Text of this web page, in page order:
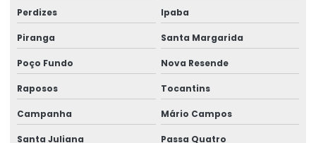
Perícias clínicas
Perícias médicas e de engenharia
Perícias de postos de trabalho
Perícias trabalhistas
Perícias de verificação de capacidade
Perdizes Ipaba
Piranga Santa Margarida
Poço Fundo Nova Resende
Raposos Tocantins
Campanha Mário Campos
Santa Juliana Passa Quatro